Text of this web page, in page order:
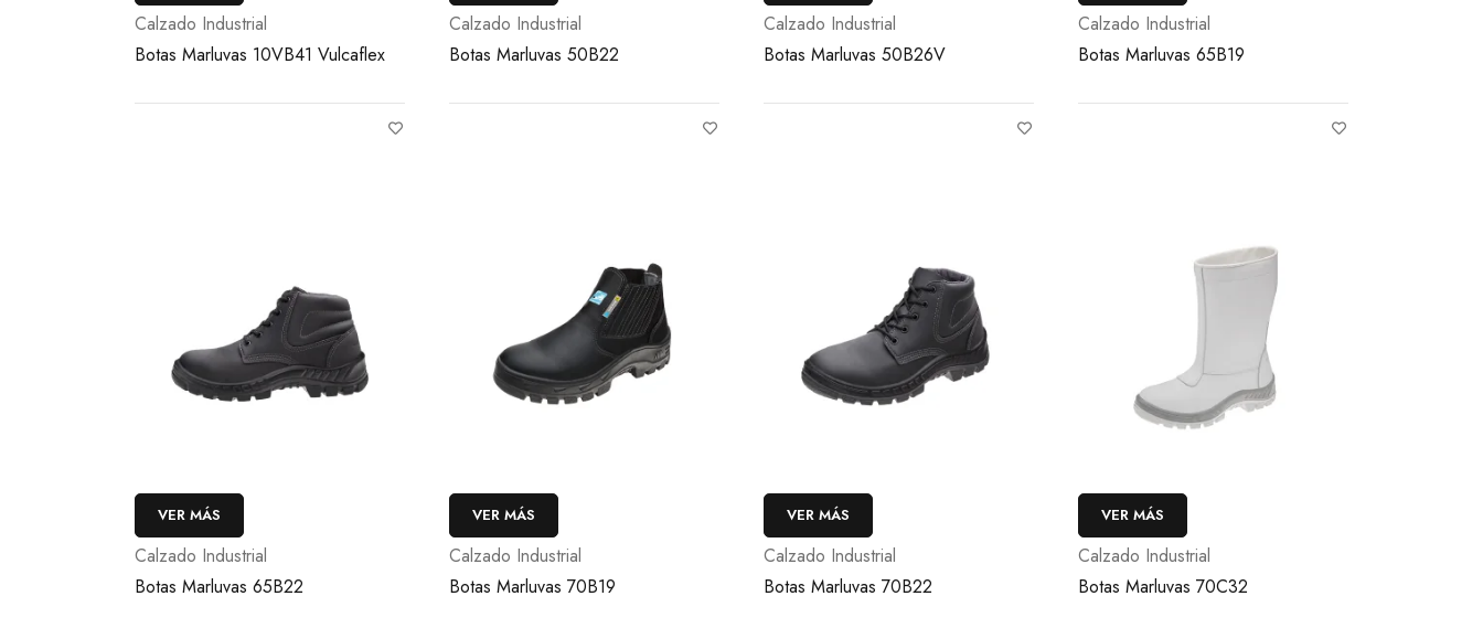
Calzado Industrial
Botas Marluvas 10VB41 Vulcaflex
Calzado Industrial
Botas Marluvas 50B22
Calzado Industrial
Botas Marluvas 50B26V
Calzado Industrial
Botas Marluvas 65B19
VER MÁS
Calzado Industrial
Botas Marluvas 65B22
VER MÁS
Calzado Industrial
Botas Marluvas 70B19
VER MÁS
Calzado Industrial
Botas Marluvas 70B22
VER MÁS
Calzado Industrial
Botas Marluvas 70C32